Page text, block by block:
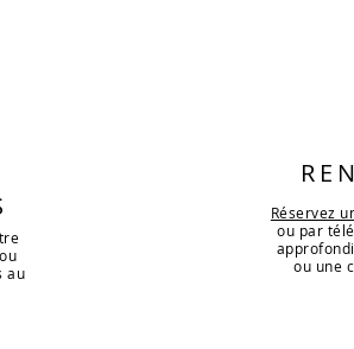
au
Réservez
ou par
ou une